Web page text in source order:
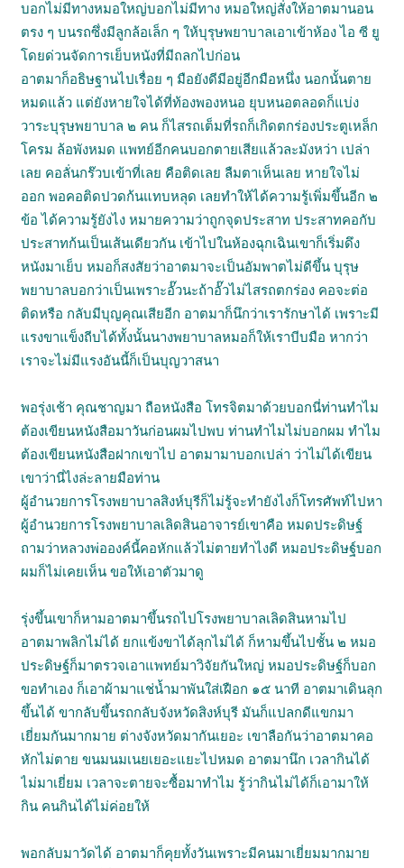
บอกไม่มีทางหมอใหญ่บอกไม่มีทาง หมอใหญ่สั่งให้อาตมานอน
ตรง ๆ บนรถซึ่งมีลูกล้อเล็ก ๆ ให้บุรุษพยาบาลเอาเข้าห้อง ไอ ซี ยู
โดยด่วนจัดการเย็บหนังที่มีถลกไปก่อน
อาตมาก็อธิษฐานไปเรื่อย ๆ มือยังดีมีอยู่อีกมือหนึ่ง นอกนั้นตาย
หมดแล้ว แต่ยังหายใจได้ที่ท้องพองหนอ ยุบหนอตลอดก็แบ่ง
วาระบุรุษพยาบาล ๒ คน ก็ไสรถเต็มที่รถก็เกิดตกร่องประตูเหล็ก
โครม ล้อพังหมด แพทย์อีกคนบอกตายเสียแล้วละมังหว่า เปล่า
เลย คอลั่นกร๊วบเข้าที่เลย คือติดเลย ลืมตาเห็นเลย หายใจไม่
ออก พอคอติดปวดก้นแทบหลุด เลยทำให้ได้ความรู้เพิ่มขึ้นอีก ๒
ข้อ ได้ความรู้ยังไง หมายความว่าถูกจุดประสาท ประสาทคอกับ
ประสาทก้นเป็นเส้นเดียวกัน เข้าไปในห้องฉุกเฉินเขาก็เริ่มดึง
หนังมาเย็บ หมอก็สงสัยว่าอาตมาจะเป็นอัมพาตไม่ดีขึ้น บุรุษ
พยาบาลบอกว่าเป็นเพราะอั๊วนะถ้าอั๊วไม่ไสรถตกร่อง คอจะต่อ
ติดหรือ กลับมีบุญคุณเสียอีก อาตมาก็นึกว่าเรารักษาได้ เพราะมี
แรงขาแข็งถีบได้ทั้งนั้นนางพยาบาลหมอก็ให้เราบีบมือ หากว่า
เราจะไม่มีแรงอันนี้ก็เป็นบุญวาสนา
พอรุ่งเช้า คุณชาญมา ถือหนังสือ โทรจิตมาด้วยบอกนี่ท่านทำไม
ต้องเขียนหนังสือมาวันก่อนผมไปพบ ท่านทำไมไม่บอกผม ทำไม
ต้องเขียนหนังสือฝากเขาไป อาตมามาบอกเปล่า ว่าไม่ได้เขียน
เขาว่านี่ไงล่ะลายมือท่าน
ผู้อำนวยการโรงพยาบาลสิงห์บุรีก็ไม่รู้จะทำยังไงก็โทรศัพท์ไปหา
ผู้อำนวยการโรงพยาบาลเลิดสินอาจารย์เขาคือ หมดประดิษฐ์
ถามว่าหลวงพ่อองค์นี้คอหักแล้วไม่ตายทำไงดี หมอประดิษฐ์บอก
ผมก็ไม่เคยเห็น ขอให้เอาตัวมาดู
รุ่งขึ้นเขาก็หามอาตมาขึ้นรถไปโรงพยาบาลเลิดสินหามไป
อาตมาพลิกไม่ได้ ยกแข้งขาได้ลุกไม่ได้ ก็หามขึ้นไปชั้น ๒ หมอ
ประดิษฐ์ก็มาตรวจเอาแพทย์มาวิจัยกันใหญ่ หมอประดิษฐ์ก็บอก
ขอทำเอง ก็เอาผ้ามาแช่น้ำมาพันใส่เฝือก ๑๕ นาที อาตมาเดินลุก
ขึ้นได้ ขากลับขึ้นรถกลับจังหวัดสิงห์บุรี มันก็แปลกดีแขกมา
เยี่ยมกันมากมาย ต่างจังหวัดมากันเยอะ เขาลือกันว่าอาตมาคอ
หักไม่ตาย ขนมนมเนยเยอะแยะไปหมด อาตมานึก เวลากินได้
ไม่มาเยี่ยม เวลาจะตายจะซื้อมาทำไม รู้ว่ากินไม่ได้ก็เอามาให้
กิน คนกินได้ไม่ค่อยให้
พอกลับมาวัดได้ อาตมาก็คุยทั้งวันเพราะมีคนมาเยี่ยมมากมาย